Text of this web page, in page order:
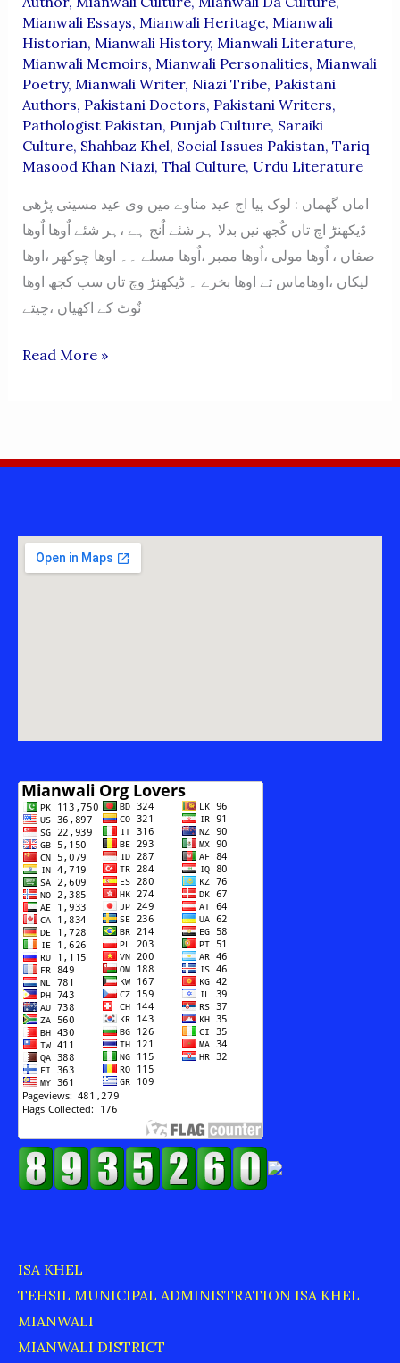
Mianwali Essays, Mianwali Heritage, Mianwali
Historian, Mianwali History, Mianwali Literature,
Mianwali Memoirs, Mianwali Personalities, Mianwali
Poetry, Mianwali Writer, Niazi Tribe, Pakistani
Authors, Pakistani Doctors, Pakistani Writers,
Pathologist Pakistan, Punjab Culture, Saraiki
Culture, Shahbaz Khel, Social Issues Pakistan, Tariq
Masood Khan Niazi, Thal Culture, Urdu Literature
اماں گھماں : لوک پیا اج عید مناوے میں وی عید مسیتی پڑھی
ڈیکھنڑ اچ تاں کٌجھ نیں بدلا ہر شئے اٌنج ہے ،ہر شئے اٌوھا اٌوھا
صفاں ، اٌوھا مولی ،اٌوھا ممبر ،اٌوھا مسلے ۔۔ اوھا چوکھر ،اوھا
لیکاں ،اوھاماس تے اوھا بخرے ۔ ڈیکھنڑ وچ تاں سب کجھ اوھا
نٌوٹ کے اکھیاں ،چیتے
“AMMAN
MASOOD
SHAHBAZ
KHEL
Read More »
ISA KHEL
TEHSIL MUNICIPAL ADMINISTRATION ISA KHEL
MIANWALI
MIANWALI DISTRICT